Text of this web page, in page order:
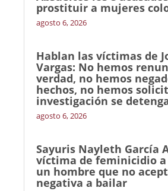
prostituir a mujeres
agosto 6, 2026
Hablan las víctimas de
Vargas: No hemos
verdad, no hemos
hechos, no hemos
investigación se
agosto 6, 2026
Sayuris Nayleth García
víctima de feminicidio a
un hombre que no
negativa a bailar